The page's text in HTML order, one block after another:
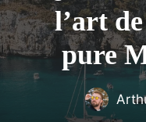
l’art
pure